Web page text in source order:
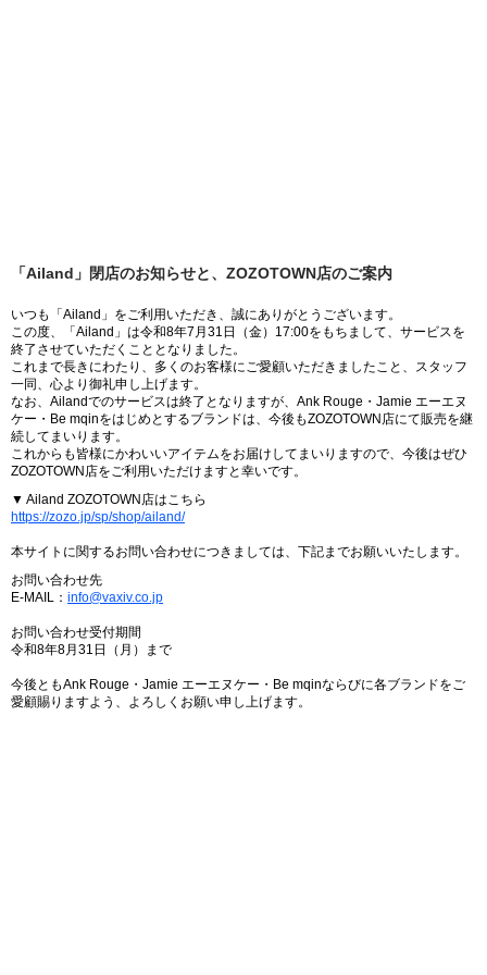
「Ailand」閉店のお知らせと、ZOZOTOWN店のご案内
いつも「Ailand」をご利用いただき、誠にありがとうございます。
この度、「Ailand」は令和8年7月31日（金）17:00をもちまして、サービスを
終了させていただくこととなりました。
これまで長きにわたり、多くのお客様にご愛顧いただきましたこと、スタッフ
一同、心より御礼申し上げます。
なお、Ailandでのサービスは終了となりますが、Ank Rouge・Jamie エーエヌ
ケー・Be mqinをはじめとするブランドは、今後もZOZOTOWN店にて販売を継
続してまいります。
これからも皆様にかわいいアイテムをお届けしてまいりますので、今後はぜひ
ZOZOTOWN店をご利用いただけますと幸いです。
▼ Ailand ZOZOTOWN店はこちら
https://zozo.jp/sp/shop/ailand/
本サイトに関するお問い合わせにつきましては、下記までお願いいたします。
お問い合わせ先
E-MAIL： info@vaxiv.co.jp
お問い合わせ受付期間
令和8年8月31日（月）まで
今後ともAnk Rouge・Jamie エーエヌケー・Be mqinならびに各ブランドをご
愛顧賜りますよう、よろしくお願い申し上げます。